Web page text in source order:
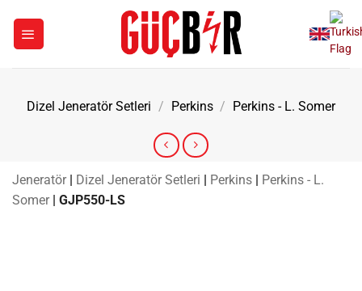
Dizel Jeneratör Setleri / Perkins / Perkins - L. Somer
Jeneratör | Dizel Jeneratör Setleri | Perkins | Perkins - L.
Somer | GJP550-LS